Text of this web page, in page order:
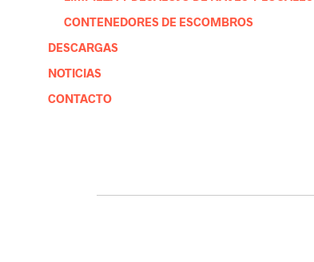
CONTENEDORES DE ESCOMBROS
DESCARGAS
NOTICIAS
CONTACTO